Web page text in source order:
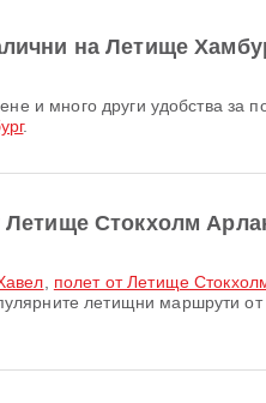
на Летище
.
Стокхолм
полет от Летище
летищни маршрути